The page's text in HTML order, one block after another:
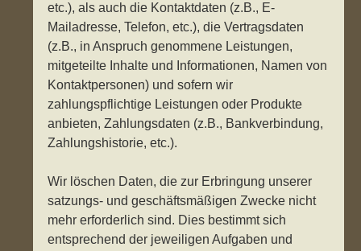
etc.), als auch die Kontaktdaten (z.B., E-
Mailadresse, Telefon, etc.), die Vertragsdaten
(z.B., in Anspruch genommene Leistungen,
mitgeteilte Inhalte und Informationen, Namen von
Kontaktpersonen) und sofern wir
zahlungspflichtige Leistungen oder Produkte
anbieten, Zahlungsdaten (z.B., Bankverbindung,
Zahlungshistorie, etc.).
Wir löschen Daten, die zur Erbringung unserer
satzungs- und geschäftsmäßigen Zwecke nicht
mehr erforderlich sind. Dies bestimmt sich
entsprechend der jeweiligen Aufgaben und